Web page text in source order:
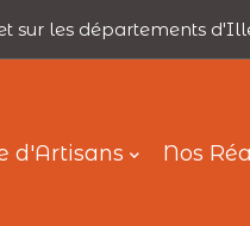
sur les départements
d'Artisans Nos